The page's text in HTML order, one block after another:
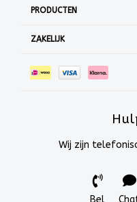
PRODUCTEN
ZAKELIJK
Wij zijn
Bel